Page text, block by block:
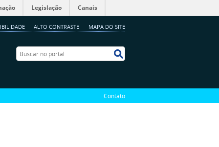
ALTO CONTRASTE MAPA DO SITE
Legislação Canais
Buscar no portal
Contato